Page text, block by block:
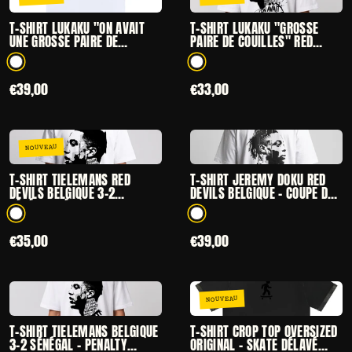
— T-SHIRT LUKAKU "ON AVAIT UNE GROSSE PAIRE
T-SHIRT LUKAKU "ON AVAIT
UNE GROSSE PAIRE DE
COUILLES" - DIABLES ROUGES
OVERSIZE
1 coloris disponibles
€39,00
— T-SHIRT
T-SHIRT LUKAKU "GROSSE
PAIRE DE COUILLES" RED
DEVILS BELGIQUE 3-2
SÉNÉGAL – CM 2026
1 coloris disponibles
€33,00
NOUVEAU CHOISIR
— T-SHIRT TIELEMANS RED DEVILS BELGIQUE 3-2
T-SHIRT TIELEMANS RED
DEVILS BELGIQUE 3-2
SÉNÉGAL – ÉDITION COLLECTOR
COUPE DU MONDE 2026
1 coloris disponibles
€35,00
CHOISIR
— T-SHIRT
T-SHIRT JEREMY DOKU RED
DEVILS BELGIQUE – COUPE DU
MONDE 2026
1 coloris disponibles
€39,00
CHOISIR
— T-SHIRT TIELEMANS BELGIQUE 3-2 SÉNÉGAL –
T-SHIRT TIELEMANS BELGIQUE
3-2 SÉNÉGAL – PENALTY
NOUVEAU CHOISIR
— T-SHIRT CROP
T-SHIRT CROP TOP OVERSIZED
ORIGINAL – SKATE DÉLAVÉ